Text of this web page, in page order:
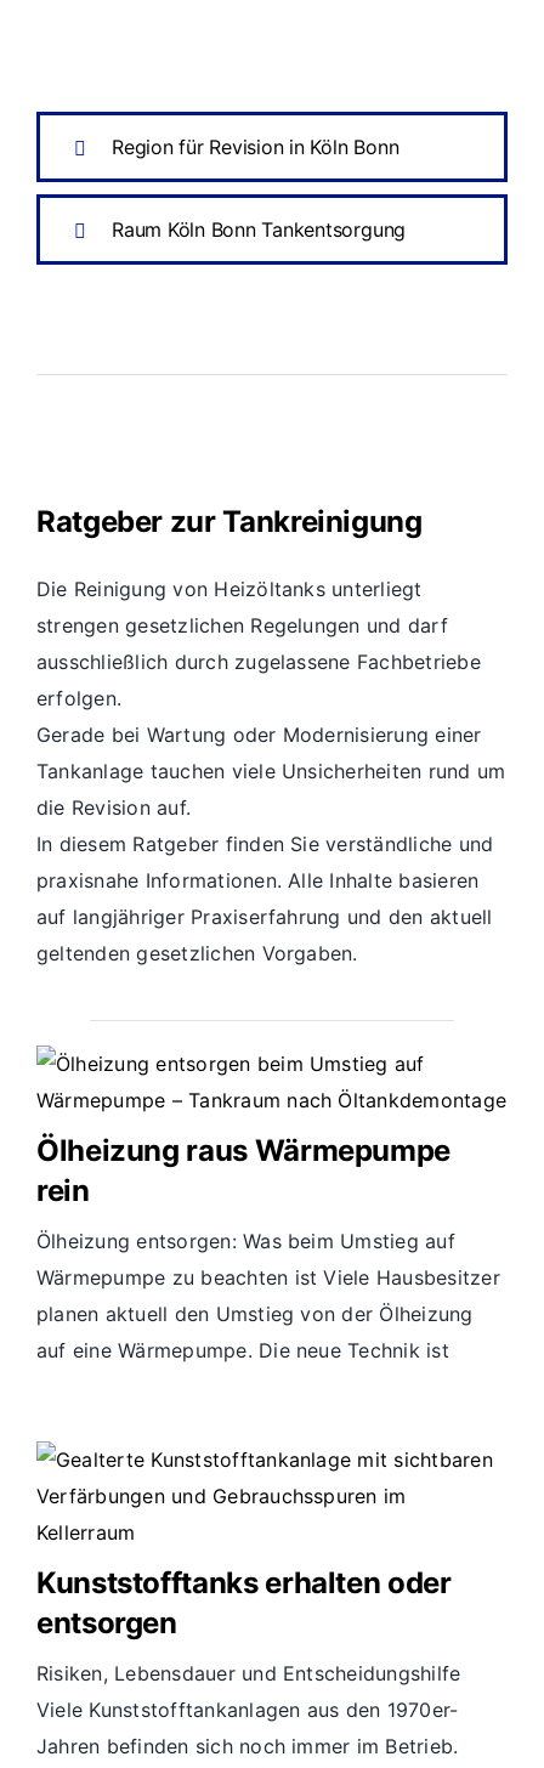
Region für Revision in Köln Bonn
Raum Köln Bonn Tankentsorgung
Ratgeber zur Tankreinigung
Die Reinigung von Heizöltanks unterliegt
strengen gesetzlichen Regelungen und darf
ausschließlich durch zugelassene Fachbetriebe
erfolgen.
Gerade bei Wartung oder Modernisierung einer
Tankanlage tauchen viele Unsicherheiten rund um
die Revision auf.
In diesem Ratgeber finden Sie verständliche und
praxisnahe Informationen. Alle Inhalte basieren
auf langjähriger Praxiserfahrung und den aktuell
geltenden gesetzlichen Vorgaben.
Ölheizung raus Wärmepumpe
rein
Ölheizung entsorgen: Was beim Umstieg auf
Wärmepumpe zu beachten ist Viele Hausbesitzer
planen aktuell den Umstieg von der Ölheizung
auf eine Wärmepumpe. Die neue Technik ist
Kunststofftanks erhalten oder
entsorgen
Risiken, Lebensdauer und Entscheidungshilfe
Viele Kunststofftankanlagen aus den 1970er-
Jahren befinden sich noch immer im Betrieb.